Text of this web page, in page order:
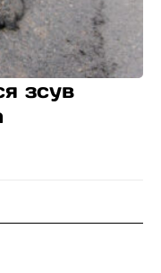
зсув